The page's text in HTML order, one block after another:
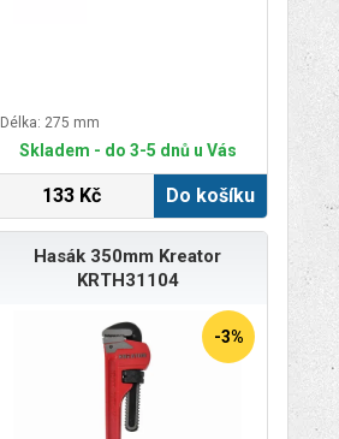
Délka: 275 mm
Skladem - do 3-5 dnů u Vás
133 Kč Do košíku
Hasák 350mm Kreator
KRTH31104
-3%